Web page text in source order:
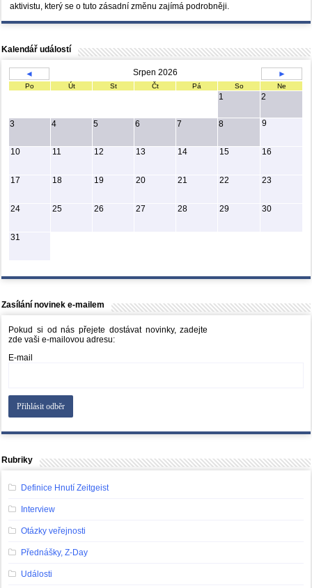
aktivistu, který se o tuto zásadní změnu zajímá podrobněji.
Kalendář událostí
◄ Srpen 2026 ►
Po Út St Čt Pá So Ne
1 2
3 4 5 6 7 8 9
10 11 12 13 14 15 16
17 18 19 20 21 22 23
24 25 26 27 28 29 30
31
Zasílání novinek e-mailem
Pokud si od nás přejete dostávat novinky, zadejte
zde vaši e-mailovou adresu:
E-mail
Rubriky
Definice Hnutí Zeitgeist
Interview
Otázky veřejnosti
Přednášky, Z-Day
Události